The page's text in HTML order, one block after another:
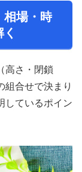
場・時
高さ・閉鎖
組合せで決まり
しているポイン